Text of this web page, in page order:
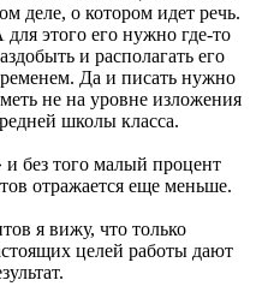
деле, о котором идет речь.
для этого его нужно где-то
и располагать его
Да и писать нужно
не на уровне изложения
школы класса.
и без того малый процент
отражается еще меньше.
я вижу, что только
целей работы дают